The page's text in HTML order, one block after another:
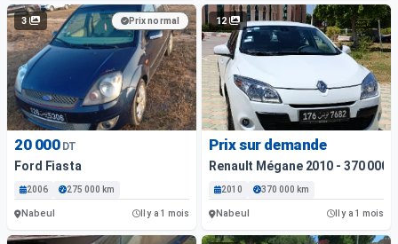
3 Prix normal
20 000 DT
Ford Fiasta
2006 275 000 km
Nabeul Il y a 1 mois
12
Prix sur demande
Renault Mégane 2010 - 370 000
2010 370 000 km
Nabeul Il y a 1 mois